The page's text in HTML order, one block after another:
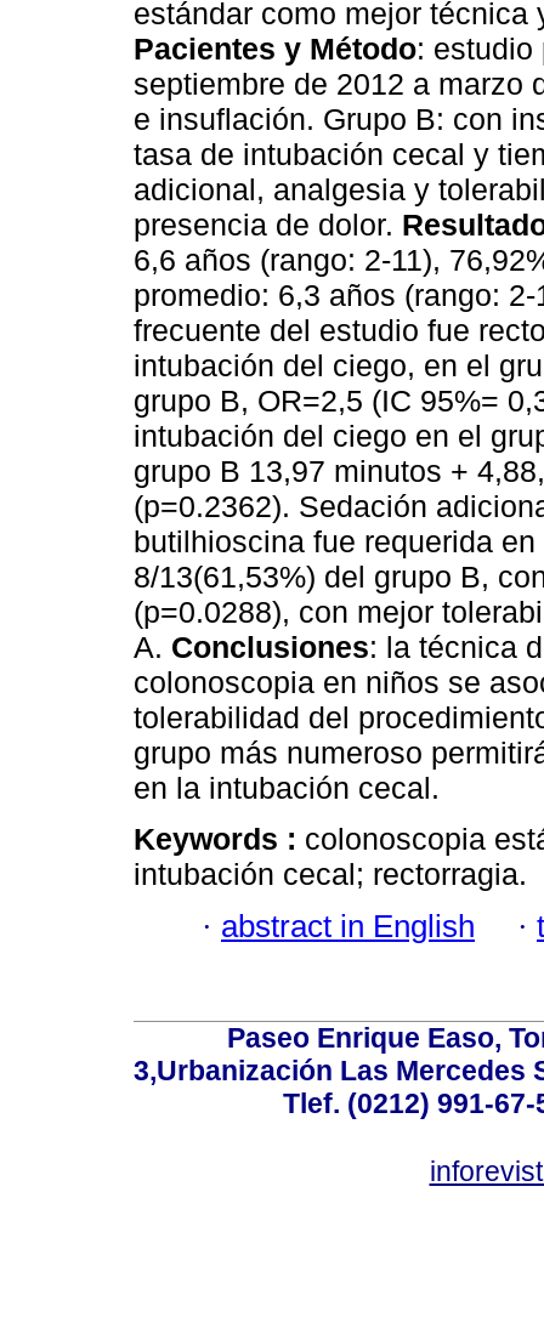
estándar como mejor
Pacientes y Método: estudio
septiembre de 2012 a marzo
e insuflación. Grupo B: con
tasa de intubación cecal y
adicional, analgesia y
presencia de dolor.
6,6 años (rango: 2-11),
promedio: 6,3 años (rango:
frecuente del estudio fue
intubación del ciego, en el
grupo B, OR=2,5 (IC 95%=
intubación del ciego en el
grupo B 13,97 minutos +
(p=0.2362). Sedación
butilhioscina fue requerida
8/13(61,53%) del grupo B,
(p=0.0288), con mejor
A. Conclusiones: la técnica
colonoscopia en niños se
tolerabilidad del
grupo más numeroso
en la intubación cecal.
Keywords : colonoscopia
intubación cecal; rectorragia.
· abstract in English ·
Paseo Enrique Easo,
3,Urbanización Las Mercedes
Tlef. (0212) 991-